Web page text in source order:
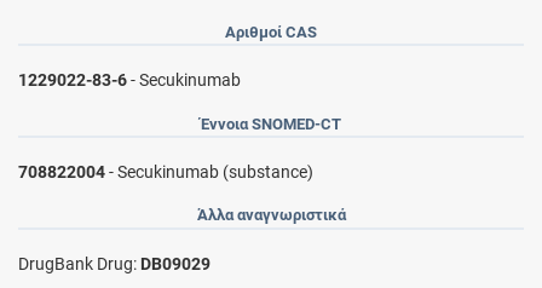
Αριθμοί CAS
1229022-83-6- Secukinumab
Έννοια SNOMED-CT
708822004- Secukinumab (substance)
Άλλα αναγνωριστικά
DrugBank Drug: DB09029